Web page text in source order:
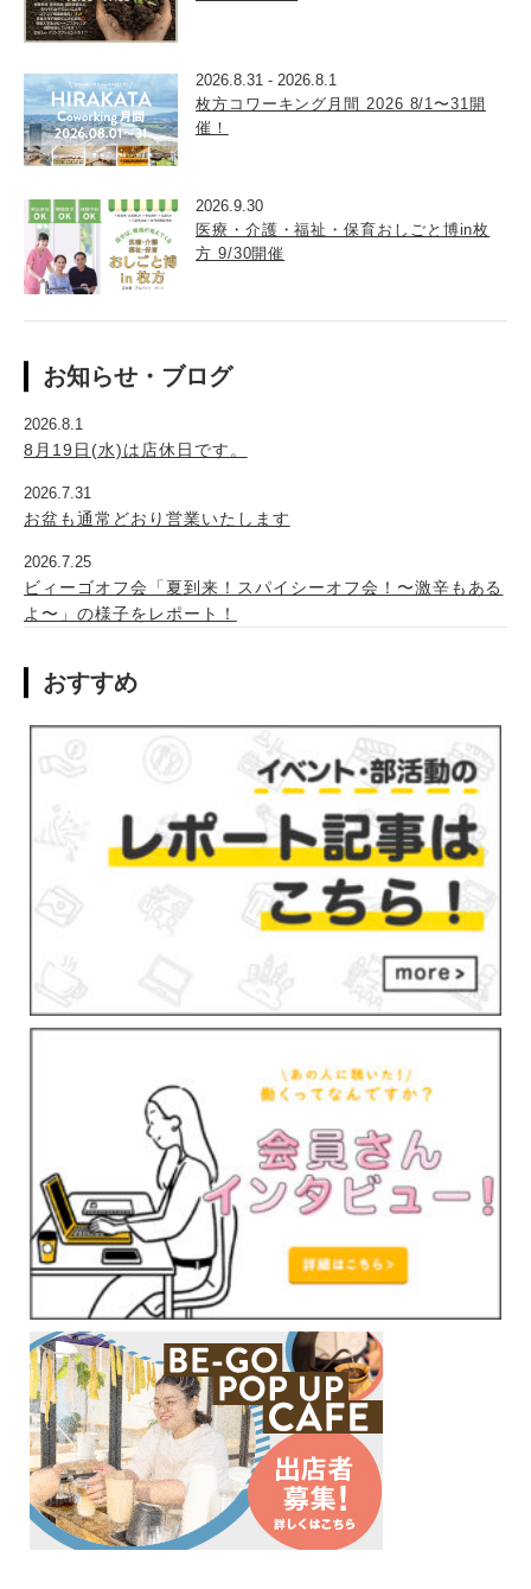
2026.8.31 - 2026.8.1
枚方コワーキング月間 2026 8/1〜31開
催！
2026.9.30
医療・介護・福祉・保育おしごと博in枚
方 9/30開催
お知らせ・ブログ
2026.8.1
8月19日(水)は店休日です。
2026.7.31
お盆も通常どおり営業いたします
2026.7.25
ビィーゴオフ会「夏到来！スパイシーオフ会！〜激辛もある
よ〜」の様子をレポート！
おすすめ